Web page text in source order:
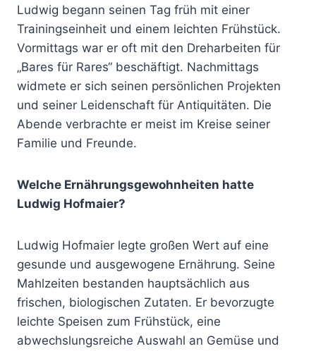
Ludwig begann seinen Tag früh mit einer
Trainingseinheit und einem leichten Frühstück.
Vormittags war er oft mit den Dreharbeiten für
„Bares für Rares“ beschäftigt. Nachmittags
widmete er sich seinen persönlichen Projekten
und seiner Leidenschaft für Antiquitäten. Die
Abende verbrachte er meist im Kreise seiner
Familie und Freunde.
Welche Ernährungsgewohnheiten hatte
Ludwig Hofmaier?
Ludwig Hofmaier legte großen Wert auf eine
gesunde und ausgewogene Ernährung. Seine
Mahlzeiten bestanden hauptsächlich aus
frischen, biologischen Zutaten. Er bevorzugte
leichte Speisen zum Frühstück, eine
abwechslungsreiche Auswahl an Gemüse und